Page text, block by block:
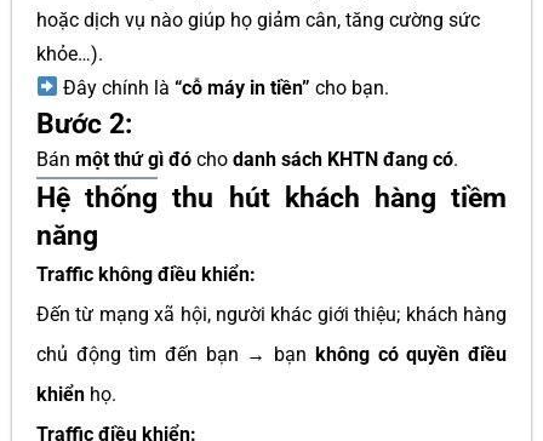
hoặc dịch vụ nào giúp họ giảm cân, tăng cường sức
khỏe…).
Đây chính là“cỗ máy in tiền” cho bạn.
Bước 2:
Bán một thứ gì đó cho danh sách KHTN đang có.
Hệ thống thu hút khách hàng tiềm
năng
Traffic không điều khiển:
Đến từ mạng xã hội, người khác giới thiệu; khách hàng
chủ động tìm đến bạn → bạn không có quyền điều
khiển họ.
Traffic điều khiển: